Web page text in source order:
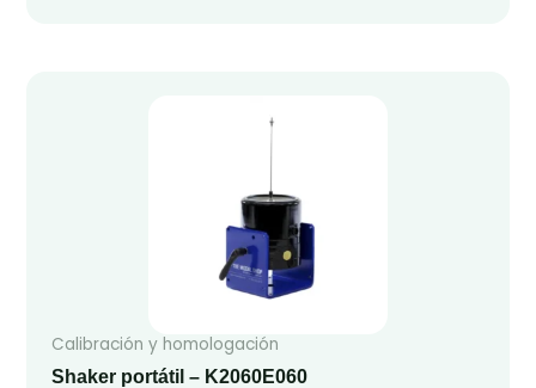
Calibración y homologación
Shaker portátil – K2060E060